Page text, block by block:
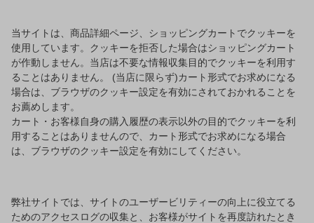
当サイトは、商品詳細ページ、ショッピングカートでクッキーを
使用しています。クッキーを拒否した場合はショッピングカート
が作動しません。当店は不要な情報収集目的でクッキーを利用す
ることはありません。 (当店に限らず)カート形式でお求めになる
場合は、ブラウザのクッキー設定を有効にされておかれることを
お薦めします。
カート・お客様自身の購入履歴の表示以外の目的でクッキーを利
用することはありませんので、カート形式でお求めになる場合
は、ブラウザのクッキー設定を有効にしてください。
弊社サイトでは、サイトのユーザービリティーの向上に役立てる
ためのアクセスログの収集と、お客様がサイトを再度訪れたとき